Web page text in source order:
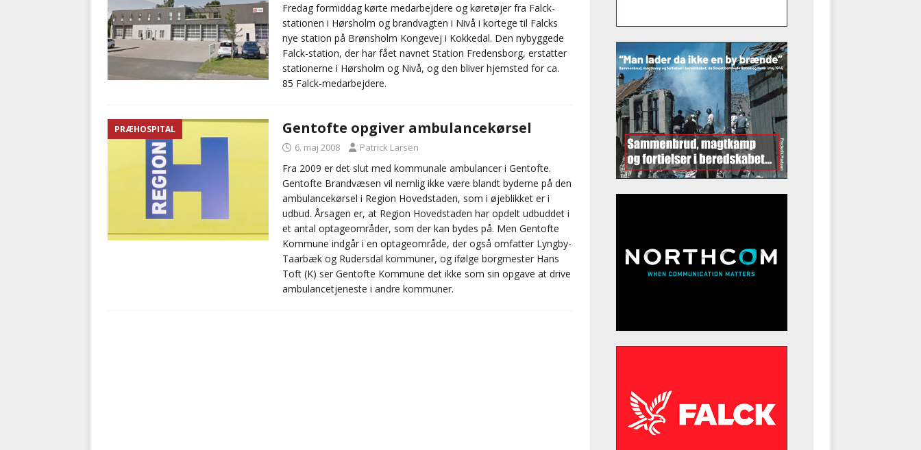
Fredag formiddag kørte medarbejdere og køretøjer fra Falck-
stationen i Hørsholm og brandvagten i Nivå i kortege til Falcks
nye station på Brønsholm Kongevej i Kokkedal. Den nybyggede
Falck-station, der har fået navnet Station Fredensborg, erstatter
stationerne i Hørsholm og Nivå, og den bliver hjemsted for ca.
85 Falck-medarbejdere.
PRÆHOSPITAL Gentofte opgiver ambulancekørsel
6. maj 2008 Patrick Larsen
Fra 2009 er det slut med kommunale ambulancer i Gentofte.
Gentofte Brandvæsen vil nemlig ikke være blandt byderne på den
ambulancekørsel i Region Hovedstaden, som i øjeblikket er i
udbud. Årsagen er, at Region Hovedstaden har opdelt udbuddet i
et antal optageområder, som der kan bydes på. Men Gentofte
Kommune indgår i en optageområde, der også omfatter Lyngby-
Taarbæk og Rudersdal kommuner, og ifølge borgmester Hans
Toft (K) ser Gentofte Kommune det ikke som sin opgave at drive
ambulancetjeneste i andre kommuner.